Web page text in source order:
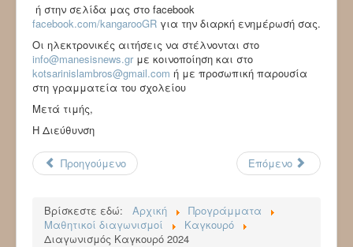
ή στην σελίδα μας στο facebook
facebook.com/kangarooGR για την διαρκή ενημέρωσή σας.
Οι ηλεκτρονικές αιτήσεις να στέλνονται στο
info@manesisnews.gr με κοινοποίηση και στο
kotsarinislambros@gmail.com ή με προσωπική παρουσία
στη γραμματεία του σχολείου
Μετά τιμής,
Η Διεύθυνση
Προηγούμενο Επόμενο
Βρίσκεστε εδώ: Αρχική
Προγράμματα
Μαθητικοί διαγωνισμοί
Καγκουρό
Διαγωνισμός Καγκουρό 2024